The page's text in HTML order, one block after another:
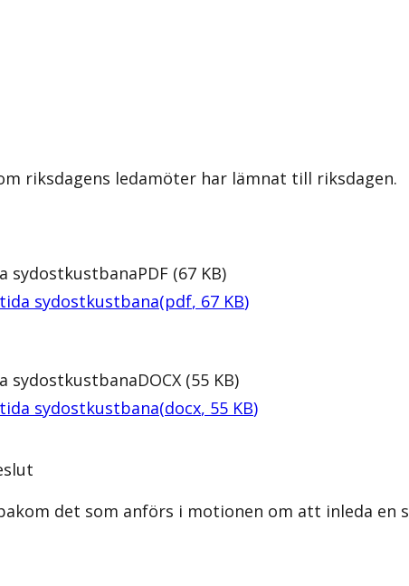
riksdagens ledamöter har lämnat till riksdagen.
sydostkustbanaPDF (67 KB)
sydostkustbana(pdf, 67 KB)
sydostkustbanaDOCX (55 KB)
sydostkustbana(docx, 55 KB)
det som anförs i motionen om att inleda